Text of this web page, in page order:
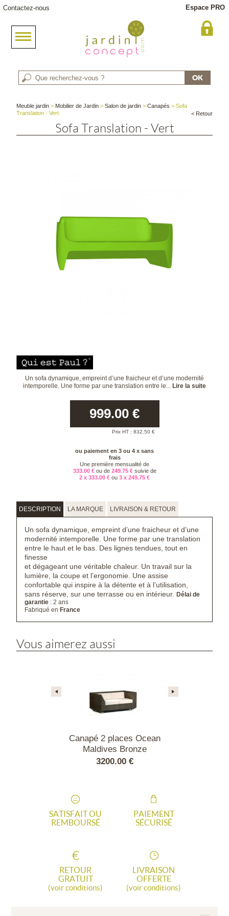
Contactez-nous Espace PRO
Meuble jardin > Mobilier de Jardin >Salon de jardin >Canapés > Sofa
Translation - Vert
< Retour
Sofa Translation - Vert
Un sofa dynamique, empreint d’une fraicheur et d’une modernité
intemporelle. Une forme par une translation entre le... Lire la suite
999.00 €
Prix HT : 832.50 €
ou paiement en 3 ou 4 x sans
frais
Une première mensualité de
333.00 € ou de 249.75 € suivie de
2 x 333.00 € ou 3 x 249.75 €
DESCRIPTION LA MARQUE LIVRAISON & RETOUR
Un sofa dynamique, empreint d’une fraicheur et d’une
modernité intemporelle. Une forme par une translation
entre le haut et le bas. Des lignes tendues, tout en
finesse
et dégageant une véritable chaleur. Un travail sur la
lumière, la coupe et l’ergonomie. Une assise
confortable qui inspire à la détente et à l’utilisation,
sans réserve, sur une terrasse ou en intérieur.Délai de
garantie : 2 ans
Fabriqué en France
Vous aimerez aussi
Canapé 2 places Ocean
Maldives Bronze
3200.00 €
SATISFAIT OU
REMBOURSÉ
PAIEMENT
SÉCURISÉ
RETOUR
GRATUIT
(voir conditions)
LIVRAISON
OFFERTE
(voir conditions)